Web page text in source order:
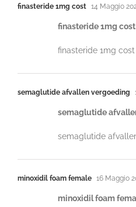
finasteride 1mg cost 14 Maggio
finasteride 1mg cost
finasteride 1mg cost
semaglutide afvallen vergoeding
semaglutide
semaglutide
minoxidil foam female 16 Maggio
minoxidil foam